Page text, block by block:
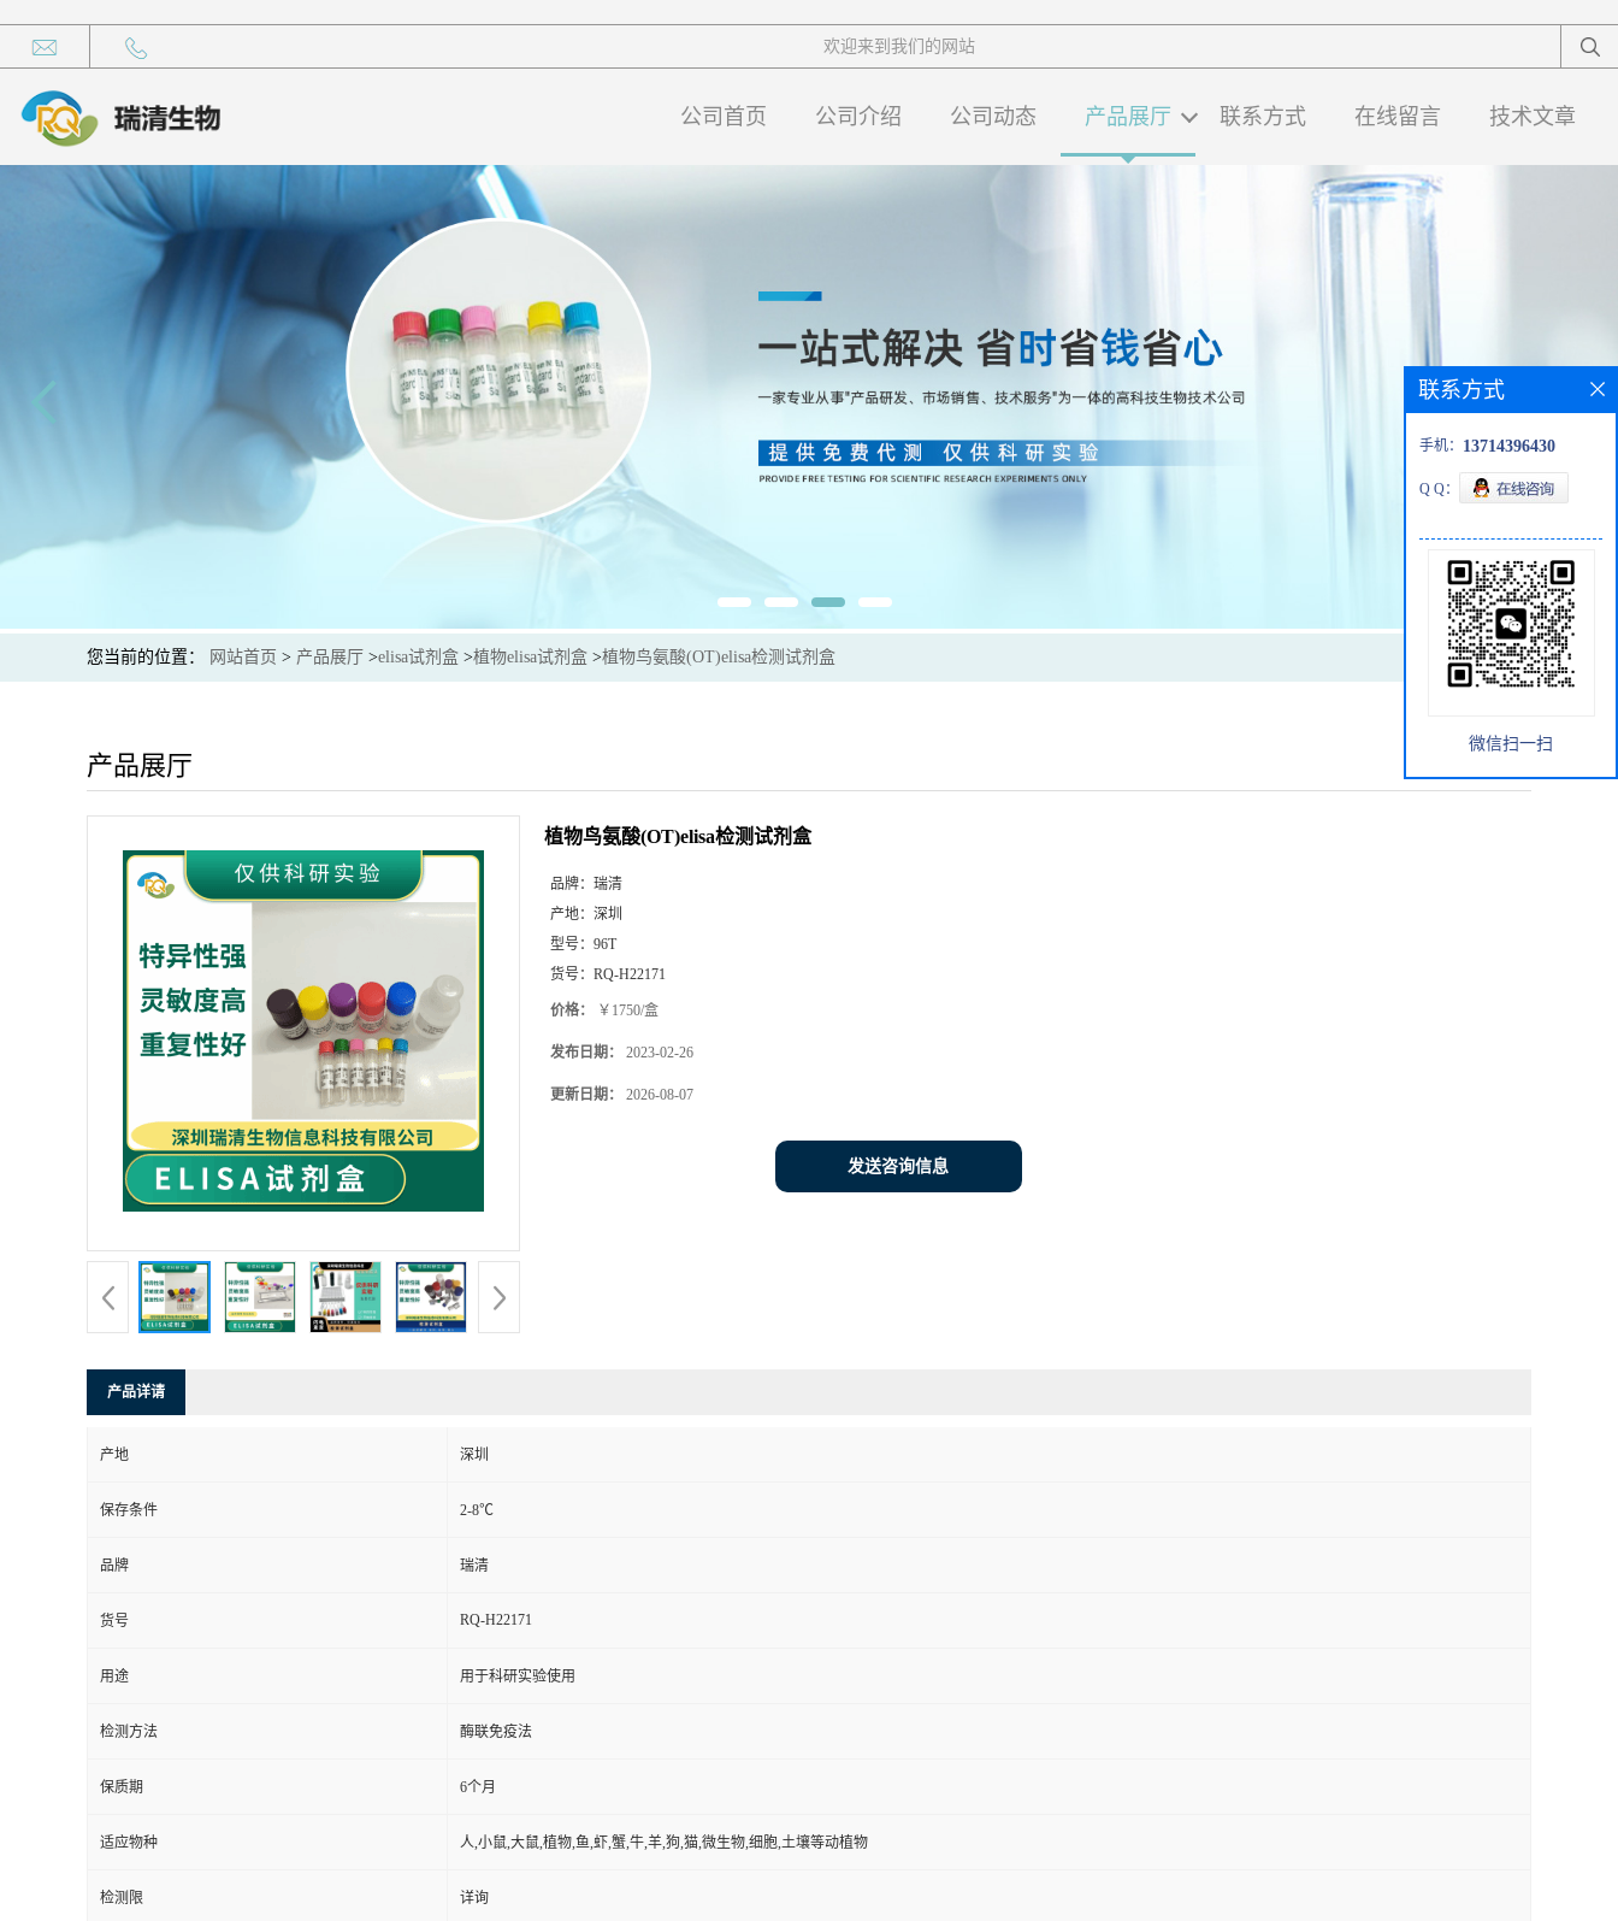
欢迎来到我们的网站
公司首页 公司介绍 公司动态 产品展厅 联系方式 在线留言 技术文章
您当前的位置： 网站首页 > 产品展厅 >elisa试剂盒 >植物elisa试剂盒 >植物鸟氨酸(OT)elisa检测试剂盒
产品展厅
植物鸟氨酸(OT)elisa检测试剂盒
品牌： 瑞清
产地： 深圳
型号： 96T
货号： RQ-H22171
价格： ￥1750/盒
发布日期： 2023-02-26
更新日期： 2026-08-07
发送咨询信息
产品详请
产地 深圳
保存条件 2-8℃
品牌 瑞清
货号 RQ-H22171
用途 用于科研实验使用
检测方法 酶联免疫法
保质期 6个月
适应物种 人,小鼠,大鼠,植物,鱼,虾,蟹,牛,羊,狗,猫,微生物,细胞,土壤等动植物
检测限 详询
联系方式
手机： 13714396430
Q Q：
微信扫一扫